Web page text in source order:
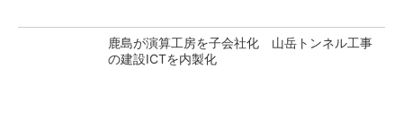
鹿島が演算工房を子会社化 山岳トンネル工事
の建設ICTを内製化